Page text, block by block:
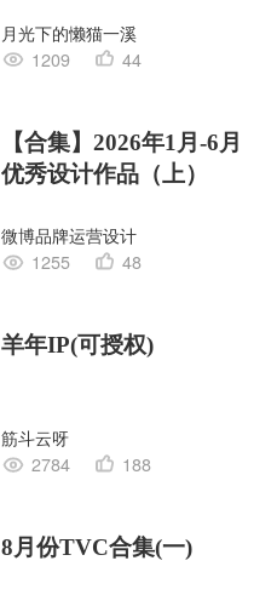
月光下的懒猫一溪
1209
44
【合集】2026年1月-6月
优秀设计作品（上）
微博品牌运营设计
1255
48
羊年IP(可授权)
筋斗云呀
2784
188
8月份TVC合集(一)